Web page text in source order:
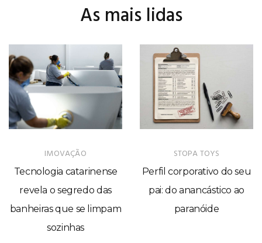
As mais lidas
IMOVAÇÃO
Tecnologia catarinense
revela o segredo das
banheiras que se limpam
sozinhas
STOPA TOYS
Perfil corporativo do seu
pai: do anancástico ao
paranóide